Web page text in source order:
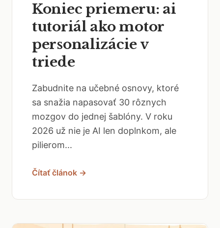
Koniec priemeru: ai
tutoriál ako motor
personalizácie v
triede
Zabudnite na učebné osnovy, ktoré
sa snažia napasovať 30 rôznych
mozgov do jednej šablóny. V roku
2026 už nie je AI len doplnkom, ale
pilierom...
Čítať článok →